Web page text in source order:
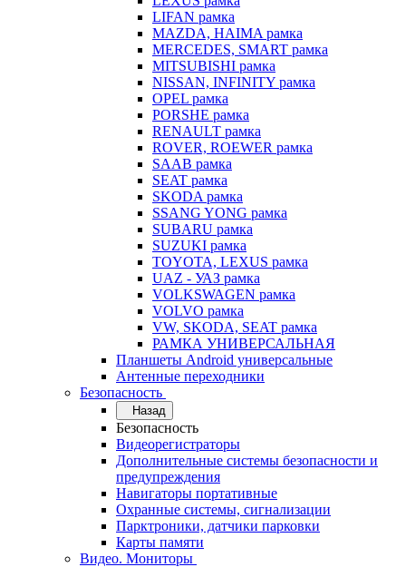
LIFAN рамка
MAZDA, HAIMA рамка
MERCEDES, SMART рамка
MITSUBISHI рамка
NISSAN, INFINITY рамка
OPEL рамка
PORSHE рамка
RENAULT рамка
ROVER, ROEWER рамка
SAAB рамка
SEAT рамка
SKODA рамка
SSANG YONG рамка
SUBARU рамка
SUZUKI рамка
TOYOTA, LEXUS рамка
UAZ - УАЗ рамка
VOLKSWAGEN рамка
VOLVO рамка
VW, SKODA, SEAT рамка
РАМКА УНИВЕРСАЛЬНАЯ
Планшеты Android универсальные
Антенные переходники
Безопасность
Назад
Безопасность
Видеорегистраторы
Дополнительные системы безопасности и
предупреждения
Навигаторы портативные
Охранные системы, сигнализации
Парктроники, датчики парковки
Карты памяти
Видео. Мониторы